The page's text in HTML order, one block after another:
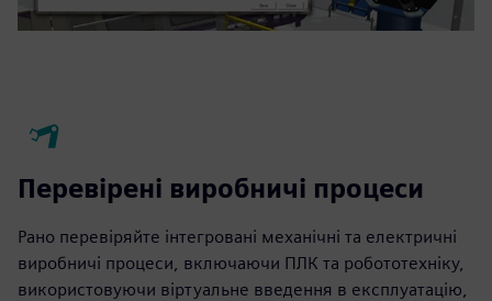
Перевірені виробничі процеси
Рано перевіряйте інтегровані механічні та електричні
виробничі процеси, включаючи ПЛК та робототехніку,
використовуючи віртуальне введення в експлуатацію,